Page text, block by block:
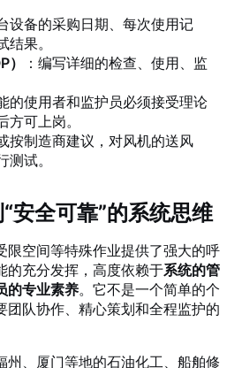
设备的采购日期、每次使用记
果。
：编写详细的检查、使用、监
的使用者和监护员必须接受理论
可上岗。
按制造商建议，对风机的送风
试。
安全可靠”的系统思维
限空间等特殊作业提供了强大的呼
的充分发挥，高度依赖于系统的管
的专业素养。它不是一个简单的个
团队协作、精心策划和全程监护的
州、厦门等地的石油化工、船舶修